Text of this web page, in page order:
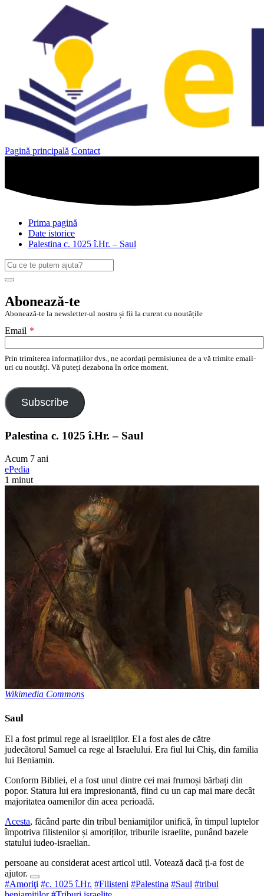
Pagină principală Contact
Prima pagină
Date istorice
Palestina c. 1025 î.Hr. – Saul
Caută
după:
Search
Abonează-te
Abonează-te la newsletter-ul nostru și fii la curent cu noutățile
Email *
Prin trimiterea informațiilor dvs., ne acordați permisiunea de a vă trimite email-
uri cu noutăți. Vă puteți dezabona în orice moment.
Subscribe
Palestina c. 1025 î.Hr. – Saul
Acum 7 ani
ePedia
1 minut
Wikimedia Commons
Saul
El a fost primul rege al israeliților. El a fost ales de către
judecătorul Samuel ca rege al Israelului. Era fiul lui Chiș, din familia
lui Beniamin.
Conform Bibliei, el a fost unul dintre cei mai frumoși bărbați din
popor. Statura lui era impresionantă, fiind cu un cap mai mare decât
majoritatea oamenilor din acea perioadă.
Acesta, făcând parte din tribul beniamiților unifică, în timpul luptelor
împotriva filistenilor și amoriților, triburile israelite, punând bazele
statului iudeo-israelian.
persoane au considerat acest articol util. Votează dacă ți-a fost de
ajutor.
#Amoriţi #c. 1025 î.Hr. #Filisteni #Palestina #Saul #tribul